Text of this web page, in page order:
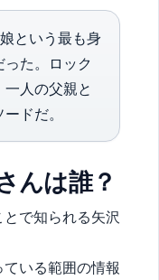
という最も身
た。ロック
人の父親と
ドだ。
んは誰？
で知られる矢沢
いる範囲の情報